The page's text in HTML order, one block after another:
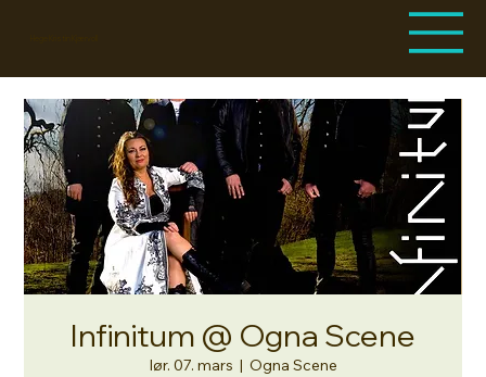
Infinitum @ Ogna Scene
lør. 07. mars
  |
Ogna Scene